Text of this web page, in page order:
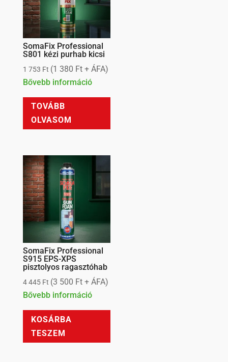
SomaFix Professional
S801 kézi purhab kicsi
1 753 Ft (1 380 Ft+ ÁFA)
Bővebb információ
TOVÁBB
OLVASOM
SomaFix Professional
S915 EPS-XPS
pisztolyos ragasztóhab
4 445 Ft (3 500 Ft+ ÁFA)
Bővebb információ
KOSÁRBA
TESZEM